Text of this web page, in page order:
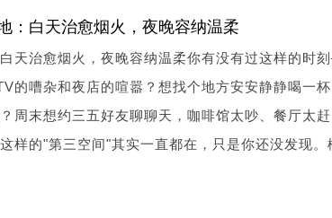
：白天治愈烟火，夜晚容纳温柔
天治愈烟火，夜晚容纳温柔你有没有过这样的时
的嘈杂和夜店的喧嚣？想找个地方安安静静喝一
周末想约三五好友聊聊天，咖啡馆太吵、餐厅太
样的"第三空间"其实一直都在，只是你还没发现。